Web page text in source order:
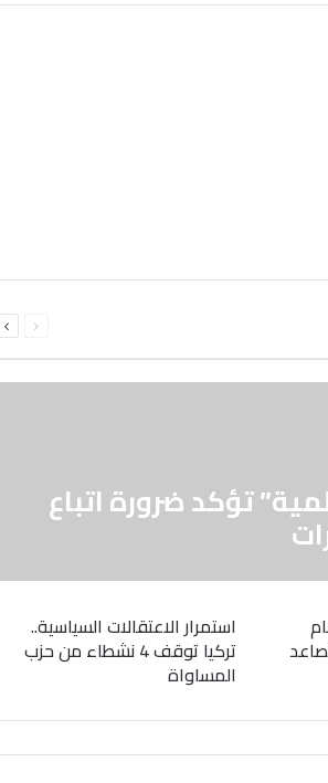
الصفحةالصفحة
تؤكد ضرورة اتباع
استمرار الاعتقالات السياسية..
تركيا توقف 4 نشطاء من حزب
المساواة